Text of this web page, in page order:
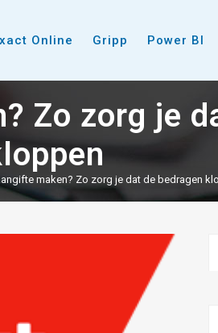
Online Gripp Power BI
Zo zorg je
maken? Zo zorg je dat de bedragen